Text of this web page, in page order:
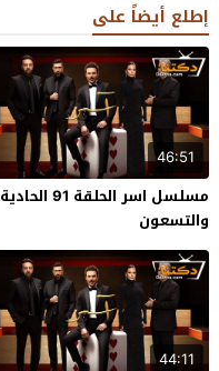
إطلع أيضاً على
46:51
مسلسل اسر الحلقة 91 الحادية
والتسعون
44:11